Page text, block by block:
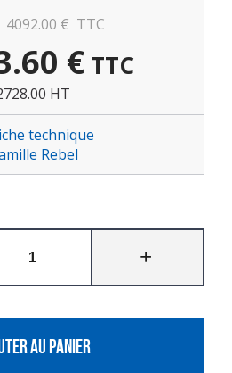
4092.00 € TTC
€ TTC
HT
technique
Rebel
AU PANIER